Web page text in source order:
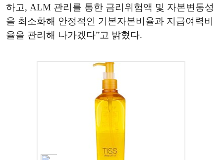
하고, ALM 관리를 통한 금리위험액 및 자본변동성
을 최소화해 안정적인 기본자본비율과 지급여력비
율을 관리해 나가겠다”고 밝혔다.